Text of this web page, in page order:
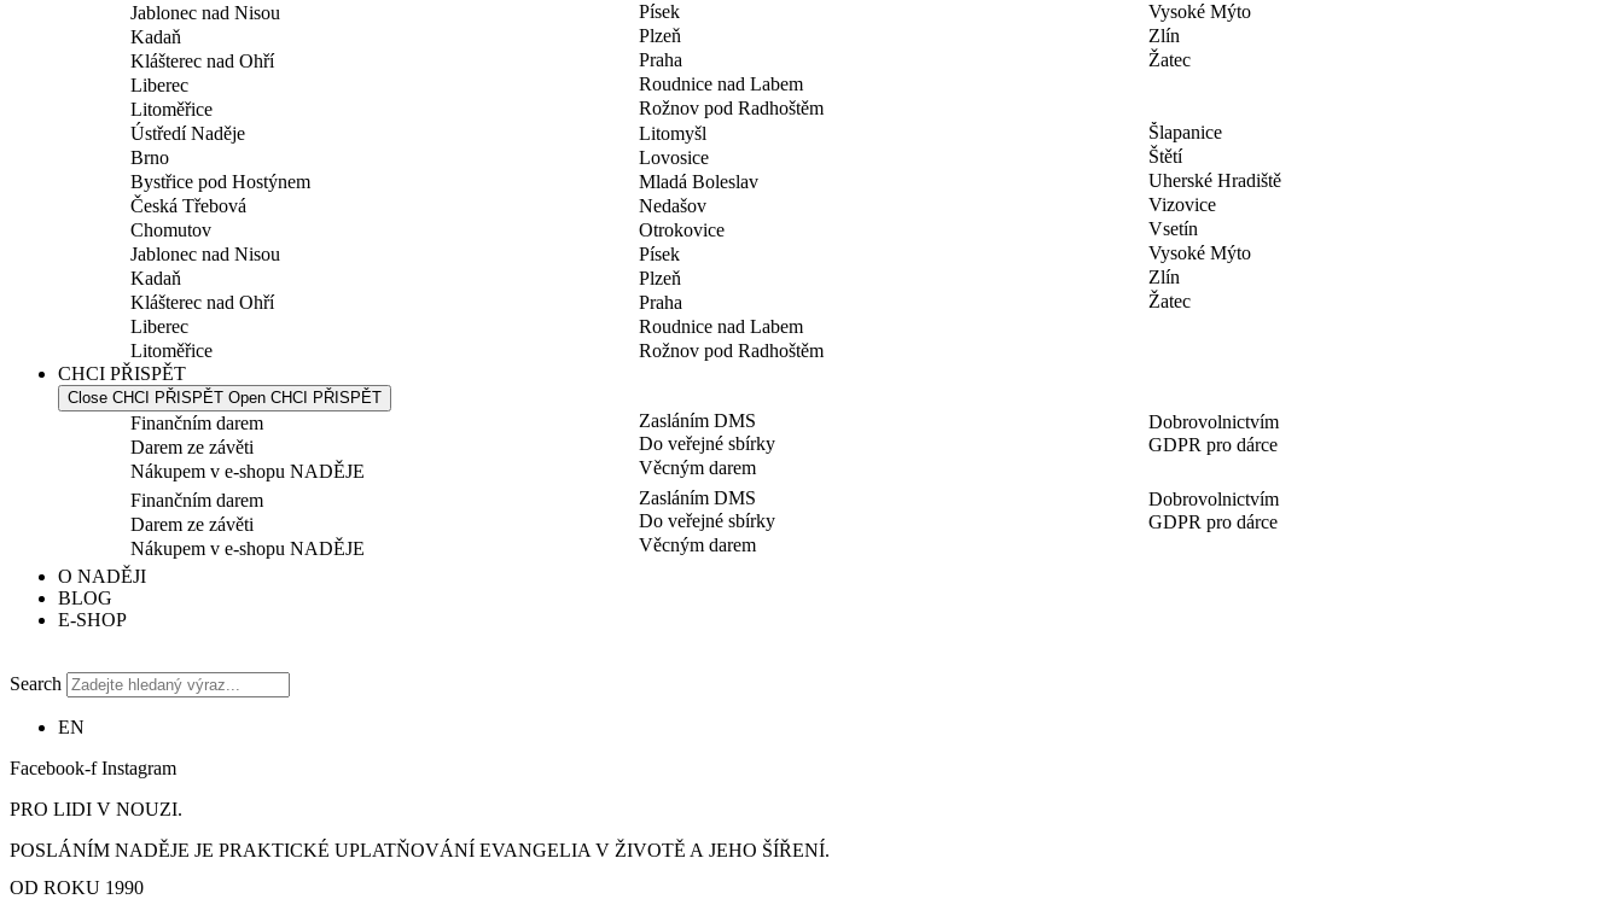
Jablonec nad Nisou
Kadaň
Klášterec nad Ohří
Liberec
Litoměřice
Písek
Plzeň
Praha
Roudnice nad Labem
Rožnov pod Radhoštěm
Vysoké Mýto
Zlín
Žatec
Ústředí Naděje
Brno
Bystřice pod Hostýnem
Česká Třebová
Chomutov
Jablonec nad Nisou
Kadaň
Klášterec nad Ohří
Liberec
Litoměřice
Litomyšl
Lovosice
Mladá Boleslav
Nedašov
Otrokovice
Písek
Plzeň
Praha
Roudnice nad Labem
Rožnov pod Radhoštěm
Šlapanice
Štětí
Uherské Hradiště
Vizovice
Vsetín
Vysoké Mýto
Zlín
Žatec
CHCI PŘISPĚT
Close CHCI PŘISPĚT Open CHCI PŘISPĚT
Finančním darem
Darem ze závěti
Nákupem v e-shopu NADĚJE
Zasláním DMS
Do veřejné sbírky
Věcným darem
Dobrovolnictvím
GDPR pro dárce
Finančním darem
Darem ze závěti
Nákupem v e-shopu NADĚJE
Zasláním DMS
Do veřejné sbírky
Věcným darem
Dobrovolnictvím
GDPR pro dárce
O NADĚJI
BLOG
E-SHOP
Search
EN
Facebook-f Instagram
PRO LIDI V NOUZI.
POSLÁNÍM NADĚJE JE PRAKTICKÉ UPLATŇOVÁNÍ EVANGELIA V ŽIVOTĚ A JEHO ŠÍŘENÍ.
OD ROKU 1990